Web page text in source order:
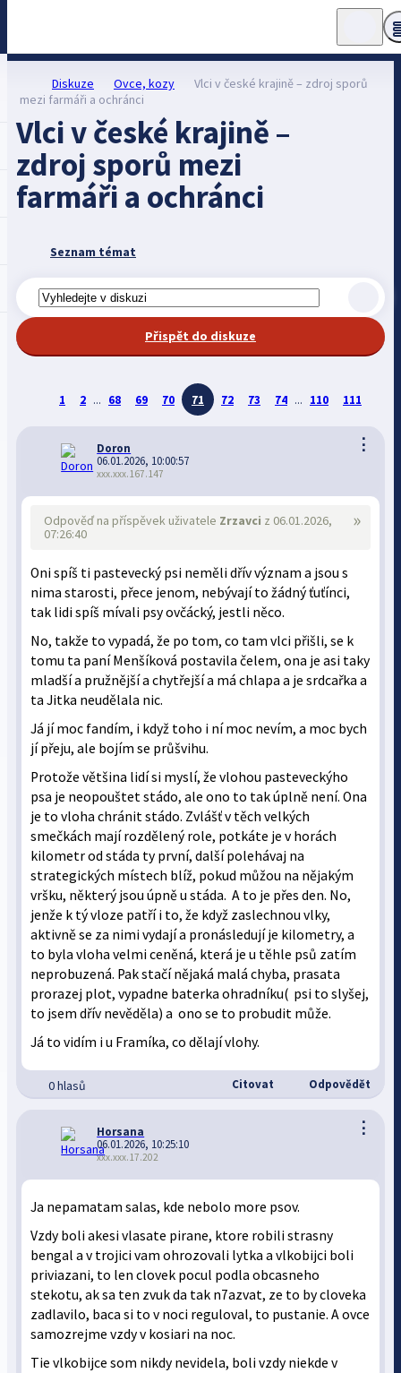
Diskuze Ovce, kozy
Vlci v české krajině – zdroj sporů
mezi farmáři a ochránci
Vlci v české krajině –
zdroj sporů mezi
farmáři a ochránci
Seznam témat
Přispět do diskuze
1 2 ... 68 69 70 71 72 73 74 ... 110 111
⋮
Doron
06.01.2026, 10:00:57
xxx.xxx.167.147
»
Odpověď na příspěvek uživatele Zrzavci z 06.01.2026,
07:26:40
Oni spíš ti pastevecký psi neměli dřív význam a jsou s
nima starosti, přece jenom, nebývají to žádný ťuťínci,
tak lidi spíš mívali psy ovčácký, jestli něco.
No, takže to vypadá, že po tom, co tam vlci přišli, se k
tomu ta paní Menšíková postavila čelem, ona je asi taky
mladší a pružnější a chytřejší a má chlapa a je srdcařka a
ta Jitka neudělala nic.
Já jí moc fandím, i když toho i ní moc nevím, a moc bych
jí přeju, ale bojím se průšvihu.
Protože většina lidí si myslí, že vlohou pasteveckýho
psa je neopouštet stádo, ale ono to tak úplně není. Ona
je to vloha chránit stádo. Zvlášť v těch velkých
smečkách mají rozdělený role, potkáte je v horách
kilometr od stáda ty první, další polehávaj na
strategických místech blíž, pokud můžou na nějakým
vršku, některý jsou úpně u stáda. A to je přes den. No,
jenže k tý vloze patří i to, že když zaslechnou vlky,
aktivně se za nimi vydají a pronásledují je kilometry, a
to byla vloha velmi ceněná, která je u těhle psů zatím
neprobuzená. Pak stačí nějaká malá chyba, prasata
prorazej plot, vypadne baterka ohradníku( psi to slyšej,
to jsem dřív nevěděla) a ono se to probudit může.
Já to vidím i u Framíka, co dělají vlohy.
0 hlasů Citovat Odpovědět
⋮
Horsana
06.01.2026, 10:25:10
xxx.xxx.17.202
Ja nepamatam salas, kde nebolo more psov.
Vzdy boli akesi vlasate pirane, ktore robili strasny
bengal a v trojici vam ohrozovali lytka a vlkobijci boli
priviazani, to len clovek pocul podla obcasneho
stekotu, ak sa ten zvuk da tak n7azvat, ze to by cloveka
zadlavilo, baca si to v noci reguloval, to pustanie. A ovce
samozrejme vzdy v kosiari na noc.
Tie vlkobijce som nikdy nevidela, boli vzdy niekde v